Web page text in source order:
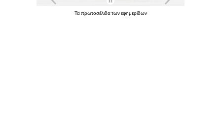
Ταπρωτοσέλιδατωνεφημερίδων